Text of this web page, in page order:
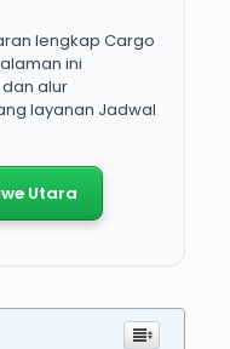
lengkap Cargo
ini
alur
layanan Jadwal
Utara